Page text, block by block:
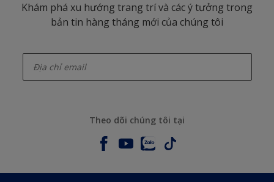
Khám phá xu hướng trang trí và các ý tưởng trong
bản tin hàng tháng mới của chúng tôi
Theo dõi chúng tôi tại